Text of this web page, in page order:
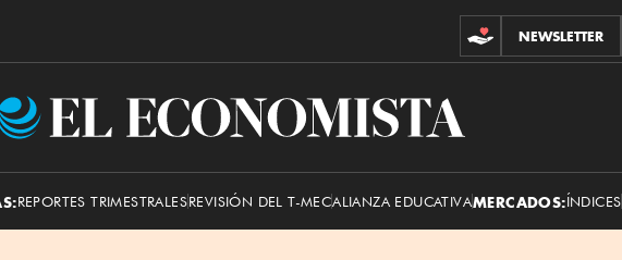
CONTRIBUCIONES
NEWSLETTER
El
REPORTES TRIMESTRALESREVISIÓN DEL T-MECALIANZA EDUCATIVAMERCADOS:ÍNDICES